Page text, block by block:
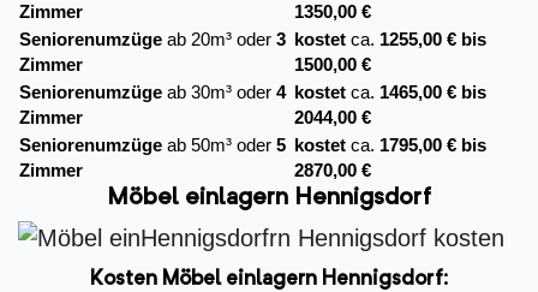
Zimmer
1350,00 €
Seniorenumzüge ab 20m³ oder 3
Zimmer
kostet ca. 1255,00 € bis
1500,00 €
Seniorenumzüge ab 30m³ oder 4
Zimmer
kostet ca. 1465,00 € bis
2044,00 €
Seniorenumzüge ab 50m³ oder 5
Zimmer
kostet ca. 1795,00 € bis
2870,00 €
Möbel einlagern Hennigsdorf
Kosten Möbel einlagern Hennigsdorf: